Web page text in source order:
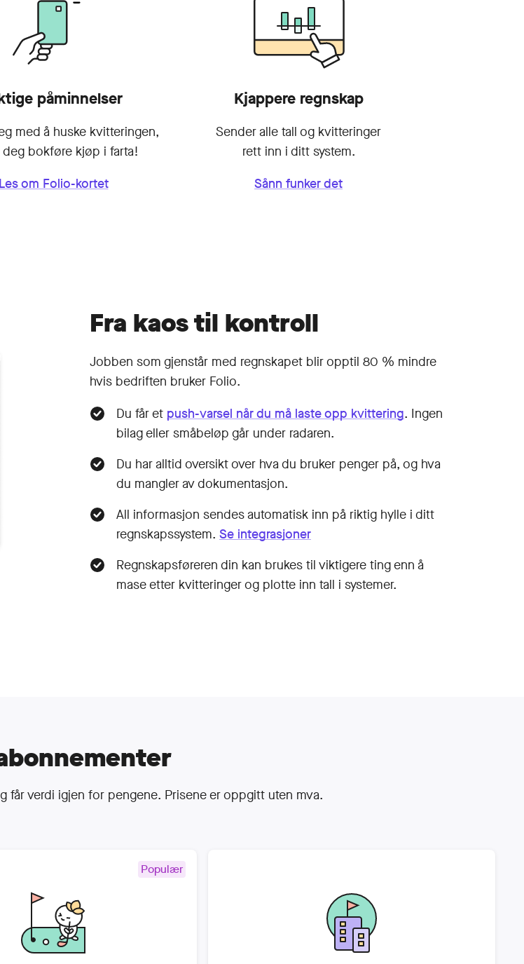
påminnelser
med å huske kvitteringen,
deg bokføre kjøp i farta!
Les om Folio-kortet
Kjappere regnskap
Sender alle tall og kvitteringer
rett inn i ditt system.
Sånn funker det
Fra kaos til kontroll
Jobben som gjenstår med regn­skapet blir opptil 80 % mindre
hvis bedriften bruker Folio.
Du får et push-varsel når du må laste opp kvittering. Ingen
bilag eller småbeløp går under radaren.
Du har alltid oversikt over hva du bruker penger på, og hva
du mangler av dokumentasjon.
All informasjon sendes automatisk inn på riktig hylle i ditt
regnskapssystem. Se integrasjoner
Regnskapsføreren din kan brukes til viktigere ting enn å
mase etter kvitteringer og plotte inn tall i systemer.
får verdi igjen for pengene. Prisene er oppgitt uten mva.
Populær